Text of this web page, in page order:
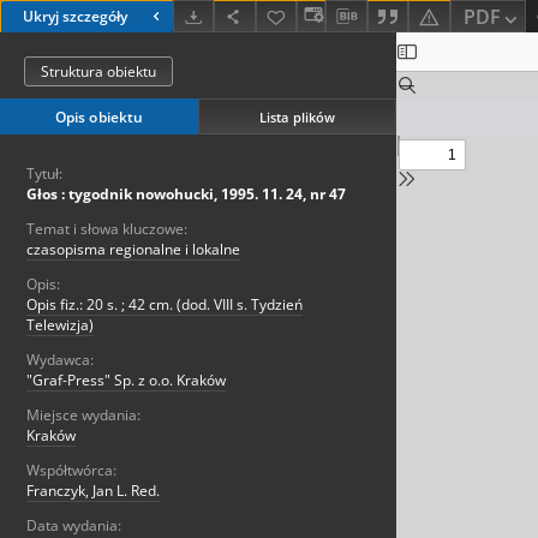
Ukryj szczegóły PDF
Struktura obiektu
Opis obiektu Lista plików
Tytuł:
Głos : tygodnik nowohucki, 1995. 11. 24, nr 47
Temat i słowa kluczowe:
czasopisma regionalne i lokalne
Opis:
Opis fiz.: 20 s. ; 42 cm. (dod. VIII s. Tydzień
Telewizja)
Wydawca:
"Graf-Press" Sp. z o.o. Kraków
Miejsce wydania:
Kraków
Współtwórca:
Franczyk, Jan L. Red.
Data wydania: